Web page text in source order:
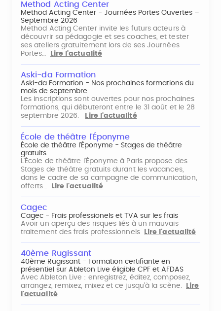
Method Acting Center
Method Acting Center - Journées Portes Ouvertes –
Septembre 2026
Method Acting Center invite les futurs acteurs à
découvrir sa pédagogie et ses coaches, et tester
ses ateliers gratuitement lors de ses Journées
Portes…
Lire l'actualité
Aski-da Formation
Aski-da Formation - Nos prochaines formations du
mois de septembre
Les inscriptions sont ouvertes pour nos prochaines
formations, qui débuteront entre le 31 août et le 28
septembre 2026.
Lire l'actualité
École de théâtre l'Éponyme
École de théâtre l'Éponyme - Stages de théâtre
gratuits
L'École de théâtre l'Éponyme à Paris propose des
Stages de théâtre gratuits durant les vacances,
dans le cadre de sa campagne de communication,
offerts…
Lire l'actualité
Cagec
Cagec - Frais professionels et TVA sur les frais
Avoir un aperçu des risques liés à un mauvais
traitement des frais professionnels
Lire l'actualité
40ème Rugissant
40ème Rugissant - Formation certifiante en
présentiel sur Ableton Live éligible CPF et AFDAS
Avec Ableton Live : enregistrez, éditez, composez,
arrangez, remixez, mixez et ce jusqu'à la scène.
Lire
l'actualité